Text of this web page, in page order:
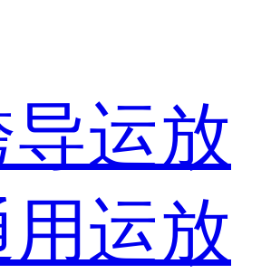
导运放
用运放